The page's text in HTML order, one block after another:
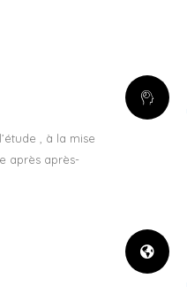
, à la mise
après après-